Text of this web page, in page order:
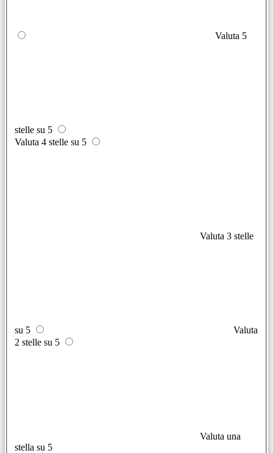
Valuta 5
stelle su 5
Valuta 4 stelle su 5
Valuta 3 stelle
su 5
Valuta
2 stelle su 5
Valuta una
stella su 5